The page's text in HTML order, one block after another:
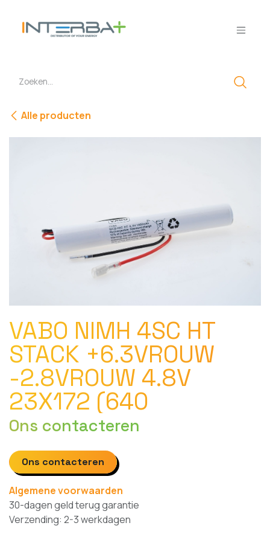
Alle producten
VABO NIMH 4SC HT
STACK +6.3VROUW
-2.8VROUW 4.8V
23X172 (640
Ons contacteren
Ons contacteren
Algemene voorwaarden
30-dagen geld terug garantie
Verzending: 2-3 werkdagen